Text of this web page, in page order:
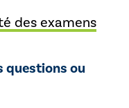
des examens
questions ou